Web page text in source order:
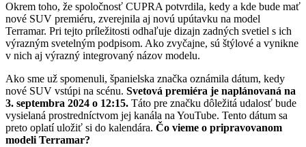
Okrem toho, že spoločnosť CUPRA potvrdila, kedy a kde bude mať
nové SUV premiéru, zverejnila aj novú upútavku na model
Terramar. Pri tejto príležitosti odhaľuje dizajn zadných svetiel s ich
výrazným svetelným podpisom. Ako zvyčajne, sú štýlové a vynikne
v nich aj výrazný integrovaný názov modelu.
Ako sme už spomenuli, španielska značka oznámila dátum, kedy
nové SUV vstúpi na scénu. Svetová premiéra je naplánovaná na
3. septembra 2024 o 12:15. Táto pre značku dôležitá udalosť bude
vysielaná prostredníctvom jej kanála na YouTube. Tento dátum sa
preto oplatí uložiť si do kalendára. Čo vieme o pripravovanom
modeli Terramar?